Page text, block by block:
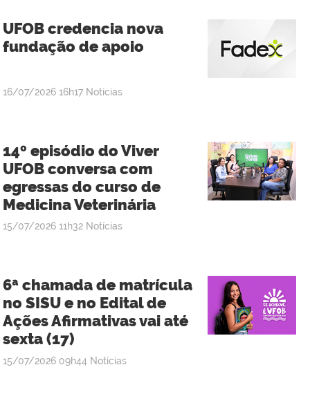
UFOB credencia nova
fundação de apoio
publicado
16/07/2026 16h17 Notícias
14º episódio do Viver
UFOB conversa com
egressas do curso de
Medicina Veterinária
publicado
15/07/2026 11h32 Notícias
6ª chamada de matrícula
no SISU e no Edital de
Ações Afirmativas vai até
sexta (17)
publicado
15/07/2026 09h44 Notícias